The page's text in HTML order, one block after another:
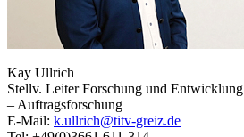
Kay Ullrich
Stellv. Leiter Forschung und Entwicklung
– Auftragsforschung
E-Mail: k.ullrich@titv-greiz.de